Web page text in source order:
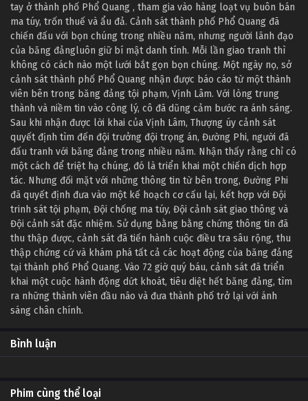
tay ở thành phố Phổ Quang , tham gia vào hàng loạt vụ buôn bán
ma túy, trốn thuế và ẩu đả. Cảnh sát thành phố Phổ Quang đã
chiến đấu với bọn chúng trong nhiều năm, nhưng người lãnh đạo
của băng đảngluôn giữ bí mật danh tính. Mỗi lần giao tranh thì
không có cách nào một lưới bắt gọn bọn chúng. Một ngày nọ, sở
cảnh sát thành phố Phổ Quang nhận được báo cáo từ một thành
viên bên trong băng đảng tội phạm, Vịnh Lâm. Với lòng trung
thành và niềm tin vào công lý, cô đã dũng cảm bước ra ánh sáng.
Sau khi nhận được lời khai của Vịnh Lâm, Thượng úy cảnh sát
quyết định tìm đến đội trưởng đội trọng án, Đường Phi, người đã
đấu tranh với băng đảng trong nhiều năm. Nhận thấy rằng chỉ có
một cách để triệt hạ chúng, đó là triển khai một chiến dịch hợp
tác. Nhưng đối mặt với những thông tin từ bên trong, Đường Phi
đã quyết định đưa vào một kế hoạch cơ cấu lại, kết hợp với Đội
trinh sát tội phạm, Đội chống ma túy, Đội cảnh sát giao thông và
Đội cảnh sát đặc nhiệm. Sử dụng bằng bằng chứng thông tin đã
thu thập được, cảnh sát đã tiến hành cuộc điều tra sâu rộng, thu
thập chứng cứ và khám phá tất cả các hoạt động của băng đảng
tại thành phố Phổ Quang. Vào 72 giờ quý báu, cảnh sát đã triển
khai một cuộc hành động dứt khoát, tiêu diệt hết băng đảng, tìm
ra những thành viên đầu não và đưa thành phố trở lại với ánh
sáng chân chính.
Bình luận
Phim cùng thể loại